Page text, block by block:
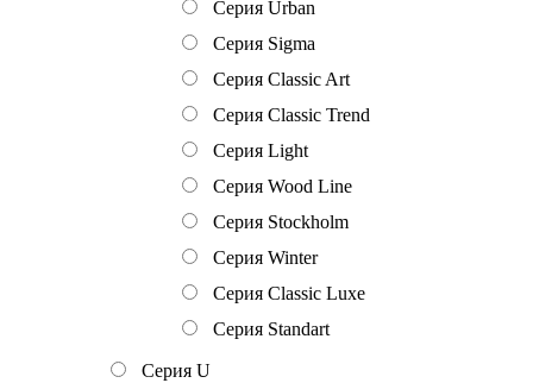
Серия Urban
Серия Sigma
Серия Classic Art
Серия Classic Trend
Серия Light
Серия Wood Line
Серия Stockholm
Серия Winter
Серия Classic Luxe
Серия Standart
Серия U